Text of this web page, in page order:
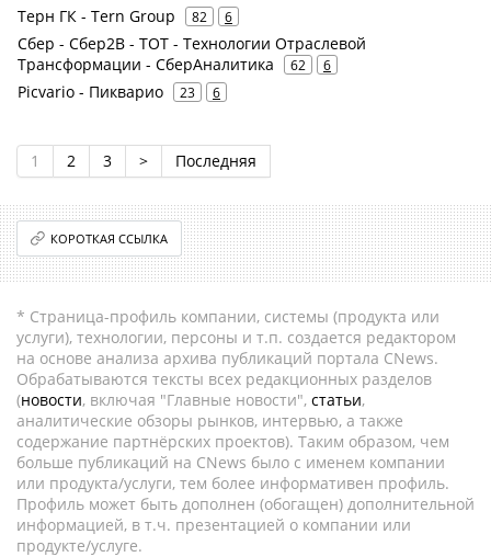
Терн ГК - Tern Group 82 6
Сбер - Сбер2В - ТОТ - Технологии Отраслевой
Трансформации - СберАналитика
62 6
Picvario - Пикварио 23 6
1 2 3 > Последняя
КОРОТКАЯ ССЫЛКА
* Страница-профиль компании, системы (продукта или
услуги), технологии, персоны и т.п. создается редактором
на основе анализа архива публикаций портала CNews.
Обрабатываются тексты всех редакционных разделов
(новости, включая "Главные новости", статьи,
аналитические обзоры рынков, интервью, а также
содержание партнёрских проектов). Таким образом, чем
больше публикаций на CNews было с именем компании
или продукта/услуги, тем более информативен профиль.
Профиль может быть дополнен (обогащен) дополнительной
информацией, в т.ч. презентацией о компании или
продукте/услуге.